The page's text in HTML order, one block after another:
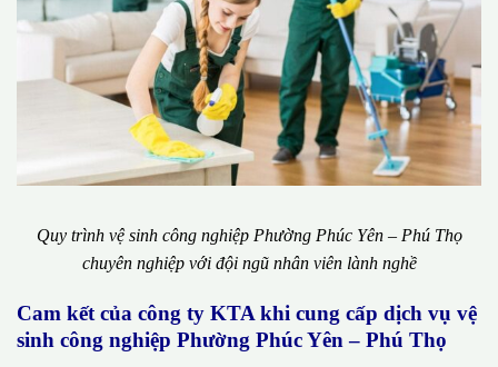
Quy trình vệ sinh công nghiệp Phường Phúc Yên – Phú Thọ
chuyên nghiệp với đội ngũ nhân viên lành nghề
Cam kết của công ty KTA khi cung cấp dịch vụ vệ
sinh công nghiệp Phường Phúc Yên – Phú Thọ